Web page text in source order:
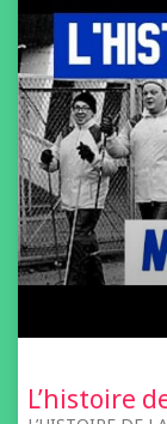
L’histoire